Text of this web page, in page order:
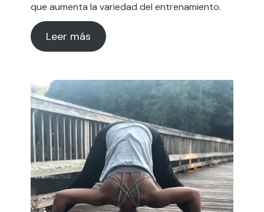
que aumenta la variedad del entrenamiento.
Leer más